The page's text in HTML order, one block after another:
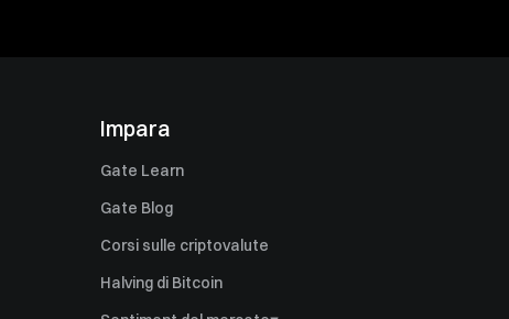
Impara
Gate Learn
Gate Blog
Corsi sulle criptovalute
Halving di Bitcoin